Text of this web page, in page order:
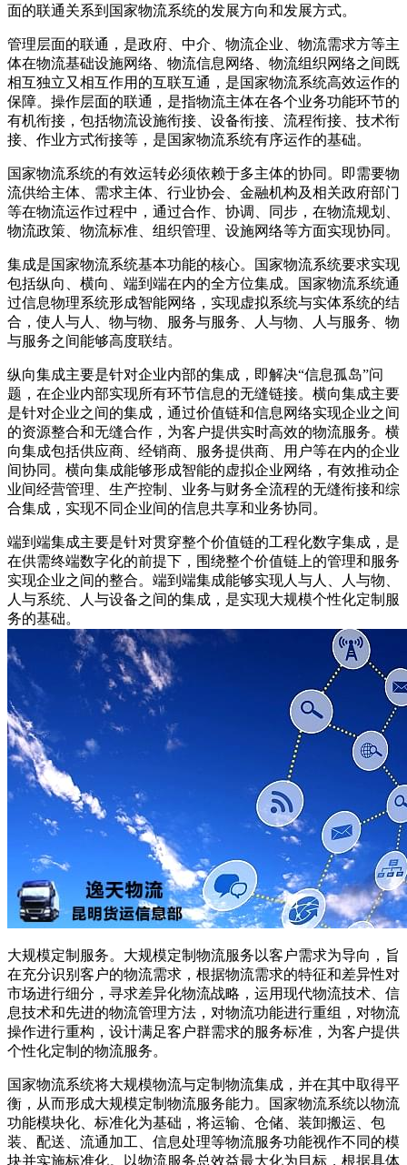
面的联通关系到国家物流系统的发展方向和发展方式。
管理层面的联通，是政府、中介、物流企业、物流需求方等主
体在物流基础设施网络、物流信息网络、物流组织网络之间既
相互独立又相互作用的互联互通，是国家物流系统高效运作的
保障。操作层面的联通，是指物流主体在各个业务功能环节的
有机衔接，包括物流设施衔接、设备衔接、流程衔接、技术衔
接、作业方式衔接等，是国家物流系统有序运作的基础。
国家物流系统的有效运转必须依赖于多主体的协同。即需要物
流供给主体、需求主体、行业协会、金融机构及相关政府部门
等在物流运作过程中，通过合作、协调、同步，在物流规划、
物流政策、物流标准、组织管理、设施网络等方面实现协同。
集成是国家物流系统基本功能的核心。国家物流系统要求实现
包括纵向、横向、端到端在内的全方位集成。国家物流系统通
过信息物理系统形成智能网络，实现虚拟系统与实体系统的结
合，使人与人、物与物、服务与服务、人与物、人与服务、物
与服务之间能够高度联结。
纵向集成主要是针对企业内部的集成，即解决“信息孤岛”问
题，在企业内部实现所有环节信息的无缝链接。横向集成主要
是针对企业之间的集成，通过价值链和信息网络实现企业之间
的资源整合和无缝合作，为客户提供实时高效的物流服务。横
向集成包括供应商、经销商、服务提供商、用户等在内的企业
间协同。横向集成能够形成智能的虚拟企业网络，有效推动企
业间经营管理、生产控制、业务与财务全流程的无缝衔接和综
合集成，实现不同企业间的信息共享和业务协同。
端到端集成主要是针对贯穿整个价值链的工程化数字集成，是
在供需终端数字化的前提下，围绕整个价值链上的管理和服务
实现企业之间的整合。端到端集成能够实现人与人、人与物、
人与系统、人与设备之间的集成，是实现大规模个性化定制服
务的基础。
大规模定制服务。大规模定制物流服务以客户需求为导向，旨
在充分识别客户的物流需求，根据物流需求的特征和差异性对
市场进行细分，寻求差异化物流战略，运用现代物流技术、信
息技术和先进的物流管理方法，对物流功能进行重组，对物流
操作进行重构，设计满足客户群需求的服务标准，为客户提供
个性化定制的物流服务。
国家物流系统将大规模物流与定制物流集成，并在其中取得平
衡，从而形成大规模定制物流服务能力。国家物流系统以物流
功能模块化、标准化为基础，将运输、仓储、装卸搬运、包
装、配送、流通加工、信息处理等物流服务功能视作不同的模
块并实施标准化。以物流服务总效益最大化为目标，根据具体